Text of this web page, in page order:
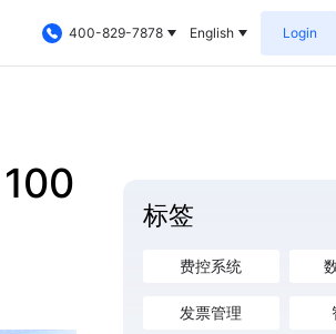
400-829-7878 English Login
标签
费控系统
发票管理